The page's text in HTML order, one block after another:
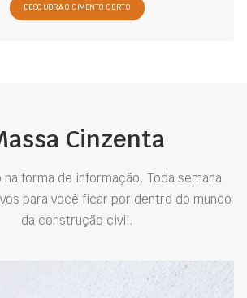
DESCUBRA O CIMENTO CERTO
Cinzenta
na forma de informação. Toda semana
para você ficar por dentro do mundo
da construção civil.